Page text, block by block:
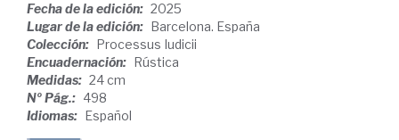
Fecha de la edición: 2025
Lugar de la edición: Barcelona. España
Colección: Processus Iudicii
Encuadernación: Rústica
Medidas: 24 cm
Nº Pág.: 498
Idiomas: Español